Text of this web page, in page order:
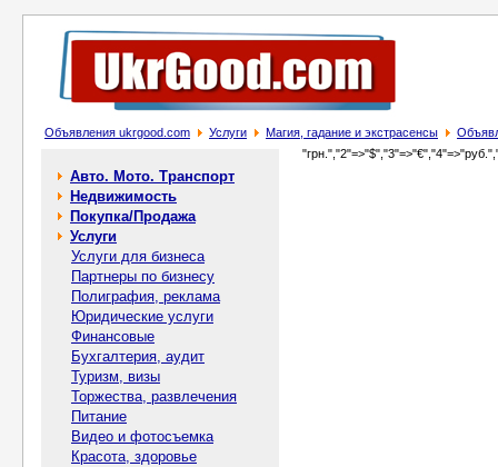
Объявления ukrgood.com Услуги Магия, гадание и экстрасенсы
Авто. Мото. Транспорт
Недвижимость
Покупка/Продажа
Услуги
Услуги для бизнеса
Партнеры по бизнесу
Полиграфия, реклама
Юридические услуги
Финансовые
Бухгалтерия, аудит
Туризм, визы
Торжества, развлечения
Питание
Видео и фотосъемка
Красота, здоровье